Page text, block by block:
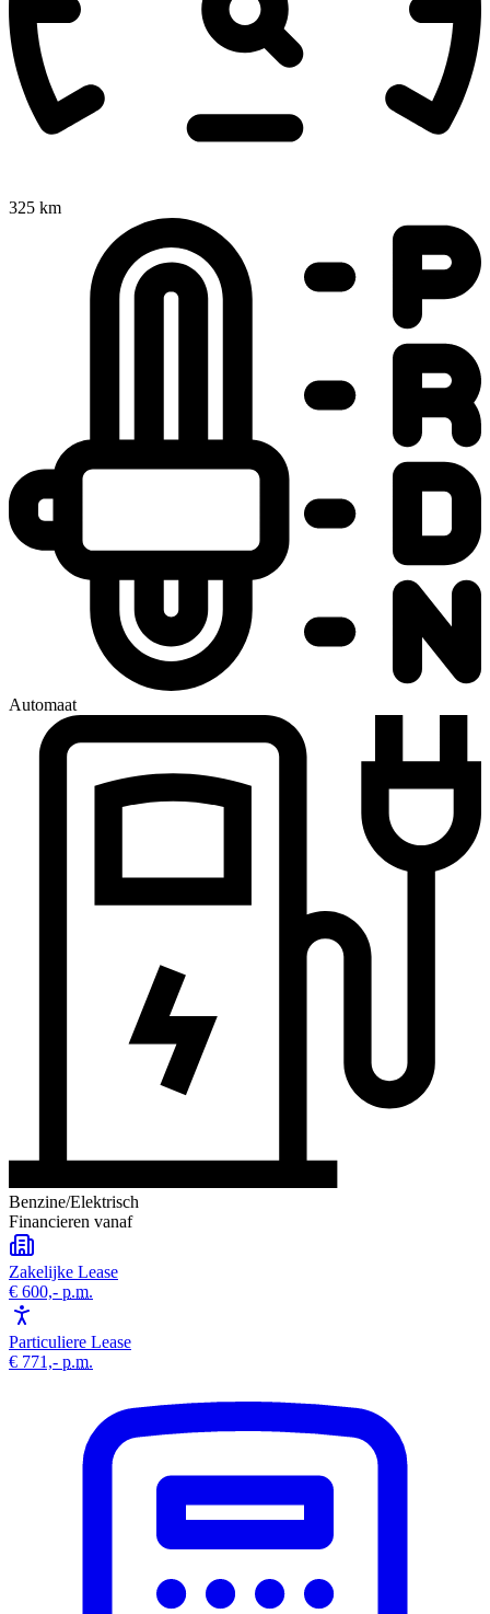
325 km
Automaat
Benzine/Elektrisch
Financieren vanaf
Zakelijke Lease
€ 600,- p.m.
Particuliere Lease
€ 771,- p.m.